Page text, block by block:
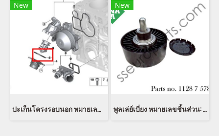
New
ปะเก็นโครงรอบนอก หมายเลขชิ้นส่วน: 11517806975 7806975 5147 7 320 564
New
พูลเล่ย์เบี่ยง หมายเลขชิ้นส่วน: 11287578674 7578674 1128 7 578 674 IINAA 532 0751 10